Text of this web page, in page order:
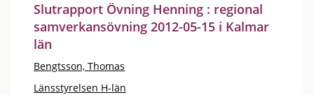
Slutrapport Övning Henning : regional
samverkansövning 2012-05-15 i Kalmar
län
Bengtsson, Thomas
Länsstyrelsen H-län